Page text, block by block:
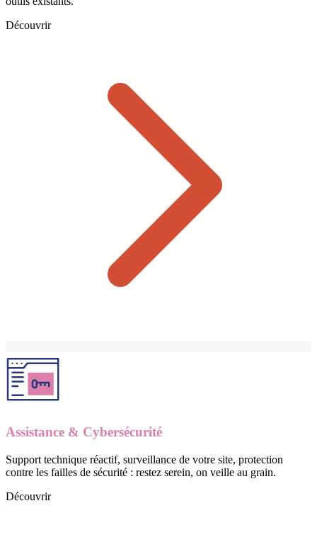
Découvrir
Assistance & Cybersécurité
Support technique réactif, surveillance de votre site, protection
contre les failles de sécurité : restez serein, on veille au grain.
Découvrir